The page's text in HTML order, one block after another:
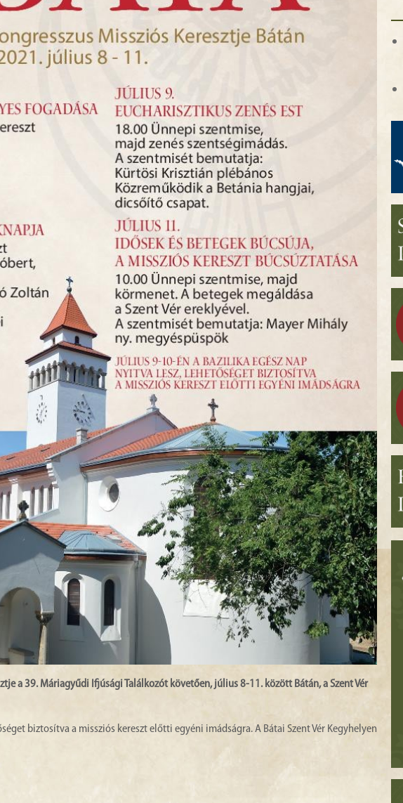
a 39. Máriagyűdi Ifjúsági Találkozót követően, július 8-11. között Bátán, a Szent Vér
biztosítva a missziós kereszt előtti egyéni imádságra. A Bátai Szent Vér Kegyhelyen